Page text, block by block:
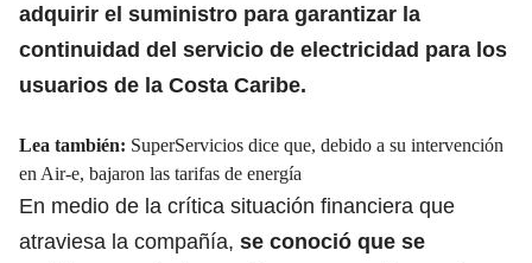
adquirir el suministro para garantizar la
continuidad del servicio de electricidad para los
usuarios de la Costa Caribe.
Lea también: SuperServicios dice que, debido a su intervención
en Air-e, bajaron las tarifas de energía
En medio de la crítica situación financiera que
atraviesa la compañía, se conoció que se